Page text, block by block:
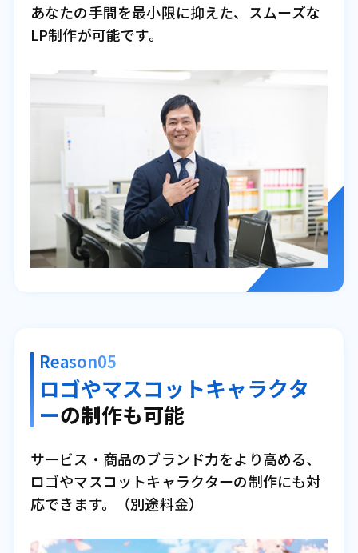
あなたの手間を最小限に抑えた、スムーズな
LP制作が可能です。
Reason05
ロゴやマスコットキャラクタ
ーの制作も可能
サービス・商品のブランド力をより高める、
ロゴやマスコットキャラクターの制作にも対
応できます。（別途料金）